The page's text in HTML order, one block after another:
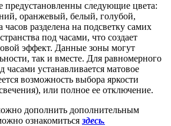
предустановленны следующие цвета:
оранжевый, белый, голубой,
разделена на подсветку самих
под часами, что создает
эффект. Данные зоны могут
так и вместе. Для равномерного
часами устанавливается матовое
возможность выбора яркости
или полное ее отключение.
дополнить дополнительным
ознакомиться здесь.